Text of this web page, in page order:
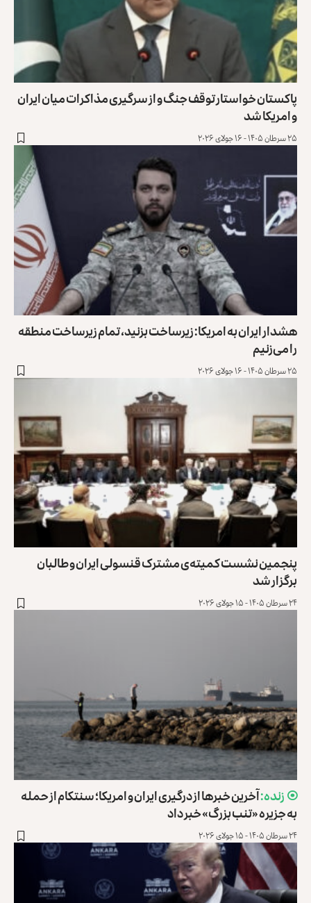
پاکستان خواستار توقف جنگ و از سرگیری مذاکرات میان ایران
و امریکا شد
۲۵ سرطان ۱۴۰۵ - ۱۶ جولای ۲۰۲۶
هشدار ایران به امریکا: زیرساخت بزنید، تمام زیرساخت منطقه
را ‏می‌زنیم
۲۵ سرطان ۱۴۰۵ - ۱۶ جولای ۲۰۲۶
پنجمین نشست کمیته‌ی مشترک قنسولی ایران و طالبان
برگزار شد
۲۴ سرطان ۱۴۰۵ - ۱۵ جولای ۲۰۲۶
آخرین خبرها از درگیری ایران و امریکا؛ سنتکام از حمله
به جزیره «تنب بزرگ» خبر داد
۲۴ سرطان ۱۴۰۵ - ۱۵ جولای ۲۰۲۶